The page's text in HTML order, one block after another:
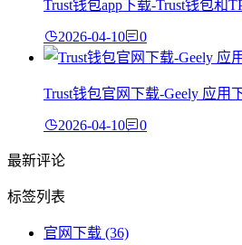
Trust钱包app下载-Trust钱包和
2026-04-10 0
Trust钱包官网下载-Geely 应用
2026-04-10 0
最新评论
标签列表
官网下载 (36)